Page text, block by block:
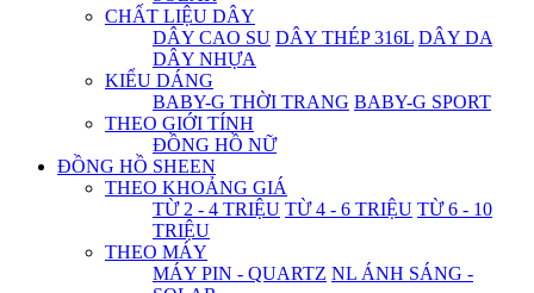
CHẤT LIỆU DÂY
DÂY CAO SU DÂY THÉP 316L DÂY DA
DÂY NHỰA
KIỂU DÁNG
BABY-G THỜI TRANG BABY-G SPORT
THEO GIỚI TÍNH
ĐỒNG HỒ NỮ
ĐỒNG HỒ SHEEN
THEO KHOẢNG GIÁ
TỪ 2 - 4 TRIỆU TỪ 4 - 6 TRIỆU TỪ 6 - 10
TRIỆU
THEO MÁY
MÁY PIN - QUARTZ NL ÁNH SÁNG -